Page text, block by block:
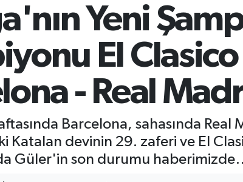
Yeni
El
- Real
Barcelona, sahasında
Katalan devinin 29. zaferi ve El
Güler'in son durumu
Fikstür